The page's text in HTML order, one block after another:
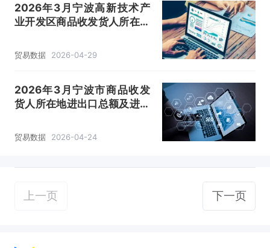
2026年3月宁波高新技术产
业开发区商品收发货人所在地
分析
贸易数据 2026-04-29
2026年3月宁波市商品收发
货人所在地进出口总额及进出
贸易数据 2026-04-24
上一页 下一页